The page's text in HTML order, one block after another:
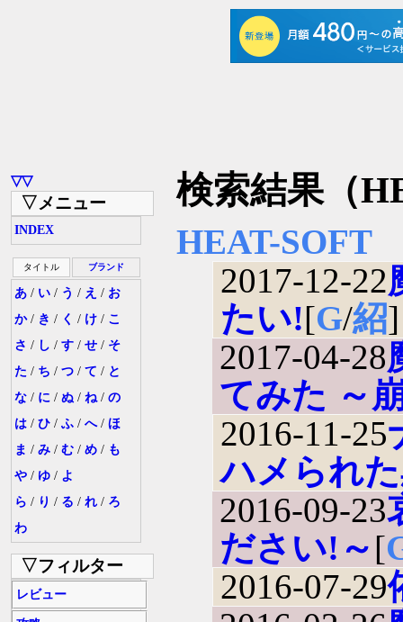
▽▽
▽メニュー
INDEX
タイトル ブランド
あ / い / う / え / お
か/ き / く / け / こ
さ / し / す / せ / そ
た / ち / つ / て / と
な / に / ぬ / ね / の
は / ひ / ふ / へ/ ほ
ま / み / む / め / も
や / ゆ / よ
ら / り / る / れ / ろ
わ
▽フィルター
レビュー
検索結果（
HEAT-SOFT
2017-12-22
たい![G/紹]
2017-04-28
てみた ～
2016-11-25
ハメられ
2016-09-23
ださい!～[
2016-07-29